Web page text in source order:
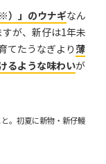
）」のウナギなん
が、新仔は1年未
てたうなぎより薄
るような味わいが
。初夏に新物・新仔鰻